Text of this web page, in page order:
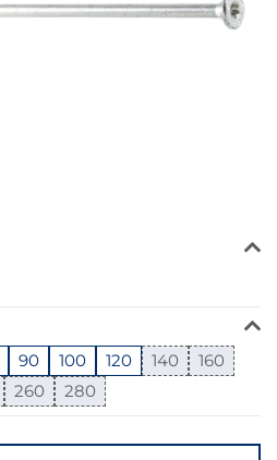
90 100 120 140
160
260 280